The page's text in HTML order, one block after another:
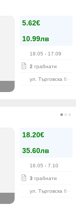
5.62€
10.99лв
18.05 - 17.09
2 грабнати
ул. Търговска 6 - 8
18.20€
35.60лв
16.05 - 7.10
3 грабнати
ул. Търговска 6 - 8